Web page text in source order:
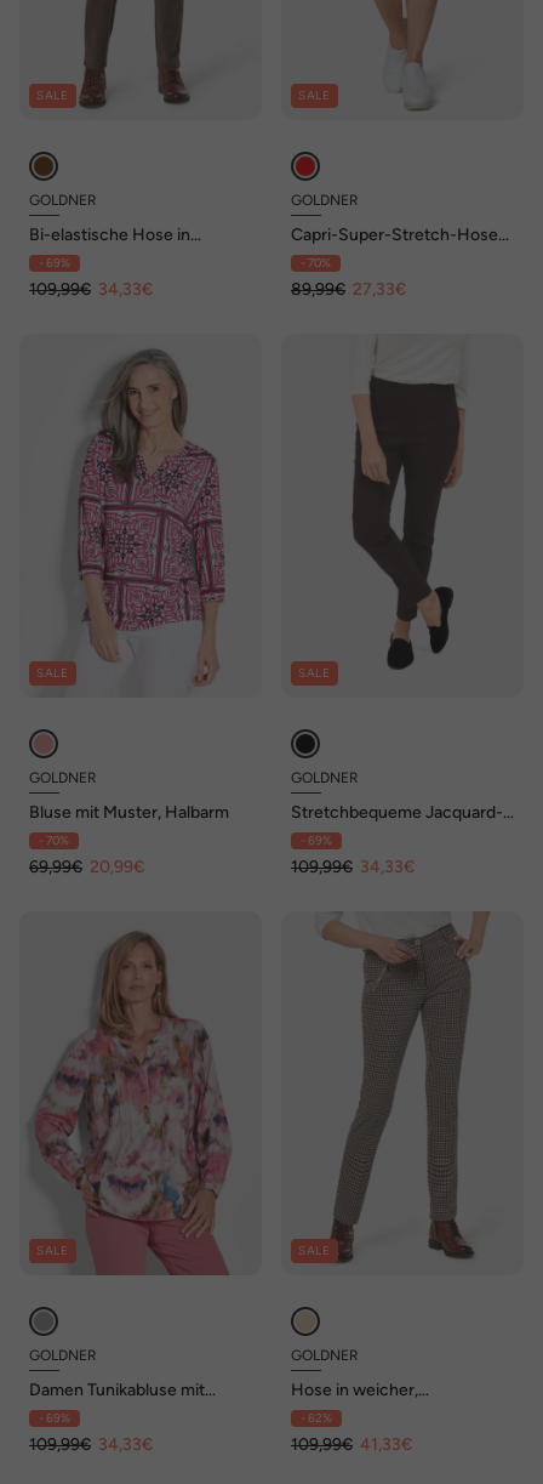
SALE
GOLDNER
Bi-elastische Hose in
superweichem Veloursleder-
Look
- 69%
109,99€ 34,33€
SALE
GOLDNER
Capri-Super-Stretch-Hose
Carla
- 70%
89,99€ 27,33€
SALE
GOLDNER
Bluse mit Muster, Halbarm
- 70%
69,99€ 20,99€
SALE
GOLDNER
Stretchbequeme Jacquard-
Hose MARTHA
- 69%
109,99€ 34,33€
SALE
GOLDNER
Damen Tunikabluse mit
Rundhalsausschnitt in
bunten Farbtönen
- 69%
109,99€ 34,33€
SALE
GOLDNER
Hose in weicher,
stretchbequemer Qualität
- 62%
109,99€ 41,33€